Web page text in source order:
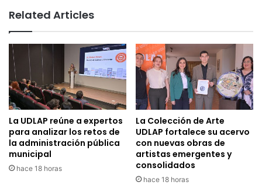
Related Articles
La UDLAP reúne a expertos
para analizar los retos de
la administración pública
municipal
hace 18 horas
La Colección de Arte
UDLAP fortalece su acervo
con nuevas obras de
artistas emergentes y
consolidados
hace 18 horas